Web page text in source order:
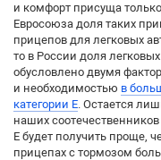
и комфорт присуща
Евросоюза доля таких
прицепов для легковых
то в России доля
обусловлено двумя
и необходимостью в
категории Е. Остается
наших
Е будет получить проще,
прицепах с тормозом